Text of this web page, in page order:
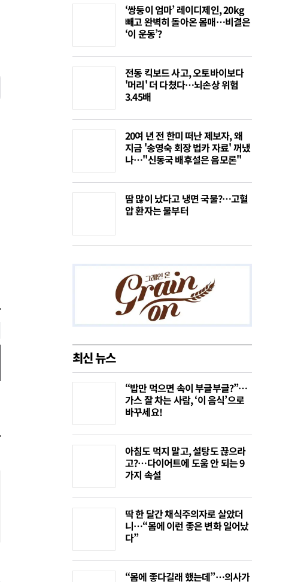
‘쌍둥이 엄마’ 레이디제인, 20kg
빼고 완벽히 돌아온 몸매…비결은
‘이 운동’?
전동 킥보드 사고, 오토바이보다
'머리' 더 다쳤다…뇌손상 위험
3.45배
20여 년 전 한미 떠난 제보자, 왜
지금 '송영숙 회장 법카 자료' 꺼냈
나…"신동국 배후설은 음모론"
땀 많이 났다고 냉면 국물?…고혈
압 환자는 물부터
최신 뉴스
“밥만 먹으면 속이 부글부글?”…
가스 잘 차는 사람, ‘이 음식’으로
바꾸세요!
아침도 먹지 말고, 설탕도 끊으라
고?…다이어트에 도움 안 되는 9
가지 속설
딱 한 달간 채식주의자로 살았더
니…“몸에 이런 좋은 변화 일어났
다”
“몸에 좋다길래 했는데”…의사가